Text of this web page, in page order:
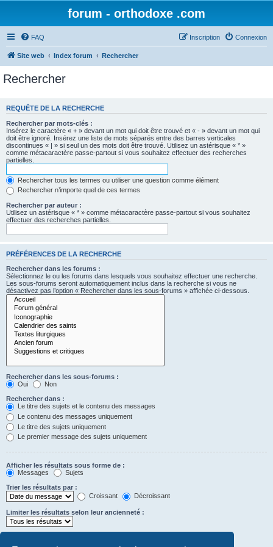
forum - orthodoxe .com
FAQ Connexion
Inscription
Site web Index forum Rechercher
Rechercher
REQUÊTE DE LA RECHERCHE
Rechercher par mots-clés :
Insérez le caractère « + » devant un mot qui doit être trouvé et « - » devant un mot qui
doit être ignoré. Insérez une liste de mots séparés entre des barres verticales
discontinues « | » si seul un des mots doit être trouvé. Utilisez un astérisque « * »
comme métacaractère passe-partout si vous souhaitez effectuer des recherches
partielles.
Rechercher tous les termes ou utiliser une question comme élément
Rechercher n’importe quel de ces termes
Rechercher par auteur :
Utilisez un astérisque « * » comme métacaractère passe-partout si vous souhaitez
effectuer des recherches partielles.
PRÉFÉRENCES DE LA RECHERCHE
Rechercher dans les forums :
Sélectionnez le ou les forums dans lesquels vous souhaitez effectuer une recherche.
Les sous-forums seront automatiquement inclus dans la recherche si vous ne
désactivez pas l’option « Rechercher dans les sous-forums » affichée ci-dessous.
Rechercher dans les sous-forums :
Oui
Non
Rechercher dans :
Le titre des sujets et le contenu des messages
Le contenu des messages uniquement
Le titre des sujets uniquement
Le premier message des sujets uniquement
Afficher les résultats sous forme de :
Messages
Sujets
Trier les résultats par :
Croissant
Décroissant
Limiter les résultats selon leur ancienneté :